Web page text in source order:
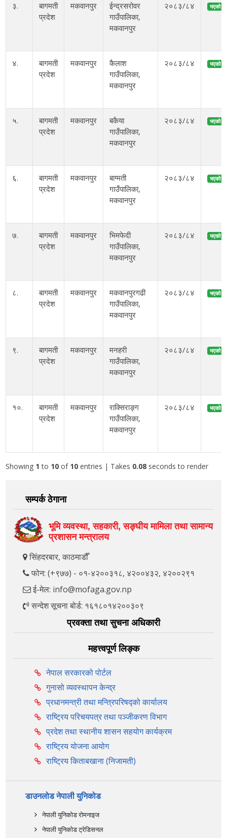
३.
बागमती
प्रदेश
मकवानपुर
ईन्द्रसरोवर
गाउँपालिका,
मकवानपुर
२०८३/८४ भएको
४.
बागमती
प्रदेश
मकवानपुर
कैलाश
गाउँपालिका,
मकवानपुर
२०८३/८४ भएको
५.
बागमती
प्रदेश
मकवानपुर
बकैया
गाउँपालिका,
मकवानपुर
२०८३/८४ भएको
६.
बागमती
प्रदेश
मकवानपुर
बाग्मती
गाउँपालिका,
मकवानपुर
२०८३/८४ भएको
७.
बागमती
प्रदेश
मकवानपुर
भिमफेदी
गाउँपालिका,
मकवानपुर
२०८३/८४ भएको
८.
बागमती
प्रदेश
मकवानपुर
मकवानपुरगढी
गाउँपालिका,
मकवानपुर
२०८३/८४ भएको
९.
बागमती
प्रदेश
मकवानपुर
मनहरी
गाउँपालिका,
मकवानपुर
२०८३/८४ भएको
१०.
बागमती
प्रदेश
मकवानपुर
राक्सिराङ्ग
गाउँपालिका,
मकवानपुर
२०८३/८४ भएको
Showing 1 to 10of 10 entries | Takes 0.08 seconds to render
सम्पर्क ठेगाना
भूमि व्यवस्था, सहकारी, सङ्‍घीय मामिला तथा सामान्य
प्रशासन मन्त्रालय
सिंहदरबार, काठमाडौँ
फोन: (+९७७) - ०१-४२००३१८, ४२००४३२, ४२००२९१
ई-मेल: info@mofaga.gov.np
सन्देश सूचना बोर्ड: १६१८०१४२००३०९
प्रवक्ता तथा सुचना अधिकारी
महत्त्वपूर्ण लिङ्क
नेपाल सरकारको पोर्टल
गुनासो व्यवस्थापन केन्द्र
प्रधानमन्त्री तथा मन्त्रिपरिषद्को कार्यालय
राष्ट्रिय परिचयपत्र तथा पञ्‍जीकरण विभाग
प्रदेश तथा स्थानीय शासन सहयोग कार्यक्रम
राष्ट्रिय योजना आयोग
राष्ट्रिय किताबखाना (निजामती)
डाउनलोड नेपाली युनिकोड
नेपाली युनिकोड रोमनाइज
नेपाली युनिकोड ट्रेडिसनल